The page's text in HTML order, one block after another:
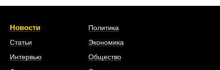
Новости
Статьи
Интервью
Политика
Экономика
Общество